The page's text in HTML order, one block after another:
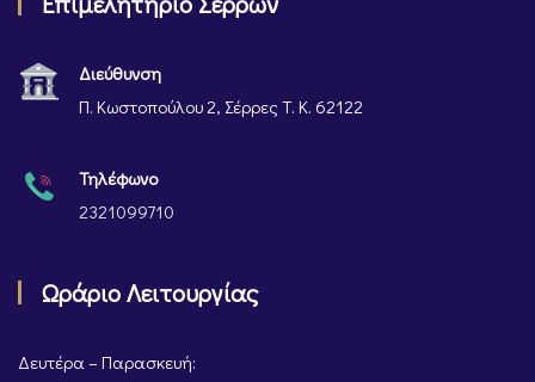
Διεύθυνση
Π. Κωστοπούλου 2, Σέρρες Τ. Κ. 62122
Τηλέφωνο
2321099710
Ωράριο Λειτουργίας
Δευτέρα – Παρασκευή: